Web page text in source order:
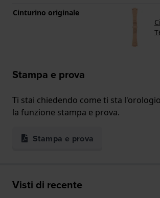
Cinturino originale
Stampa e prova
Ti stai chiedendo come ti sta
la funzione stampa e prova.
Stampa e prova
Visti di recente